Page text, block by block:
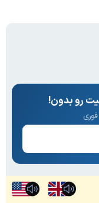
رو بدون!